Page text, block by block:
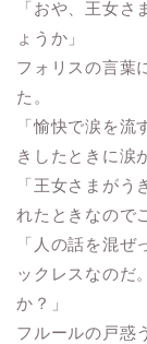
「おや、王女
ょうか」
フォリスの言葉
た。
「愉快で涙を
きしたときに涙
「王女さまが
れたときなので
「人の話を混
ックレスなのだ
か？」
フルールの戸惑